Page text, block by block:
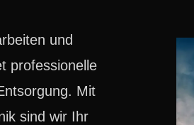
und
professionelle
Mit
sind wir Ihr